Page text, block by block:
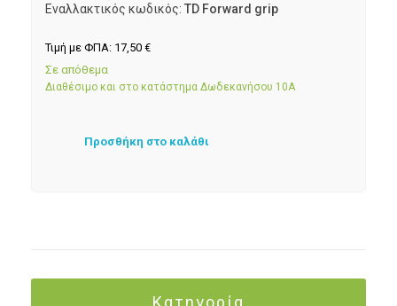
Εναλλακτικός κωδικός: TD Forward grip
Τιμή με ΦΠΑ: 17,50 €
Σε απόθεμα
Διαθέσιμο και στο κατάστημα Δωδεκανήσου 10Α
Προσθήκη στο καλάθι
Κατηγορία